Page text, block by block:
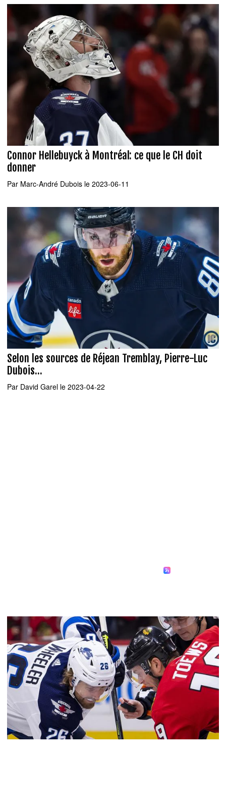
Connor Hellebuyck à Montréal: ce que le CH doit
donner
Par Marc-André Dubois le 2023-06-11
Selon les sources de Réjean Tremblay, Pierre-Luc
Dubois...
Par David Garel le 2023-04-22